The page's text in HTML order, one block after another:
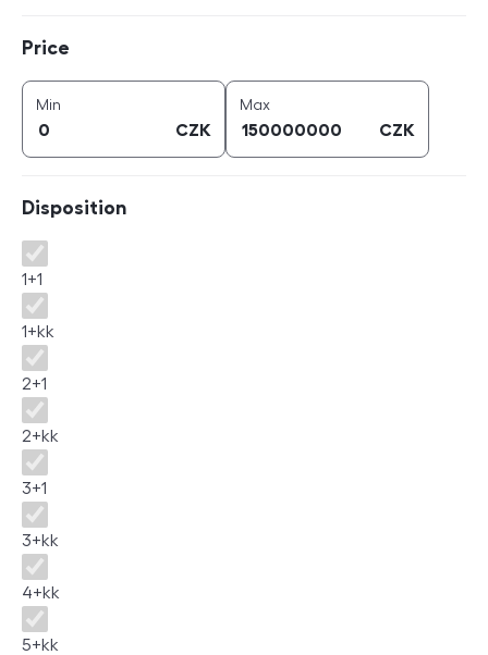
Price
Min
CZK
Maxprice (
CZK
Disposition
Disposition
1+1
1+kk
2+1
2+kk
3+1
3+kk
4+kk
5+kk